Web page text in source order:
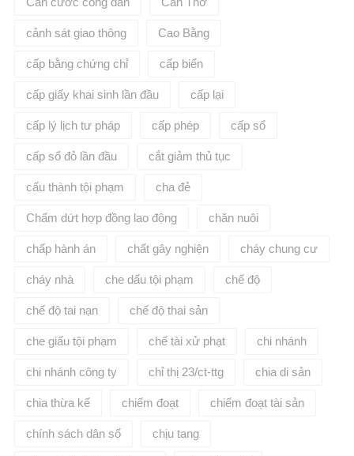
cảnh sát giao thông Cao Bằng
cấp bằng chứng chỉ cấp biển
cấp giấy khai sinh lần đầu cấp lại
cấp lý lịch tư pháp cấp phép cấp sổ
cấp sổ đỏ lần đầu cắt giảm thủ tục
cấu thành tội phạm cha đẻ
Chấm dứt hợp đồng lao động chăn nuôi
chấp hành án chất gây nghiện cháy chung cư
cháy nhà che dấu tội phạm chế độ
chế độ tai nạn chế độ thai sản
che giấu tội phạm chế tài xử phạt chi nhánh
chi nhánh công ty chỉ thị 23/ct-ttg chia di sản
chia thừa kế chiếm đoạt chiếm đoạt tài sản
chính sách dân số chịu tang